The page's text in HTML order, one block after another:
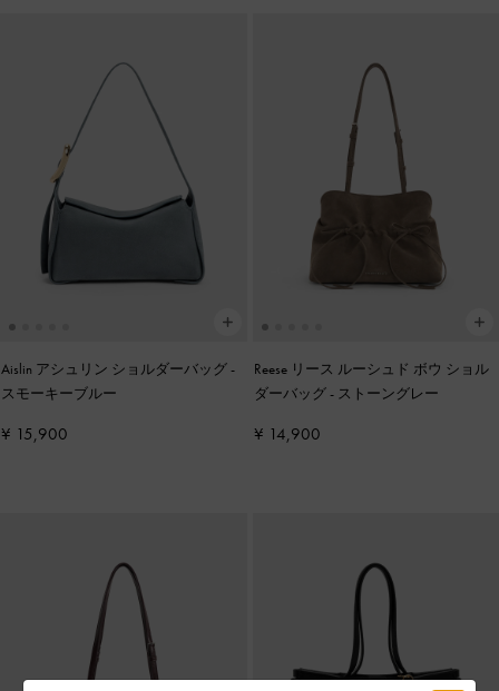
Aislin アシュリン ショルダーバッグ-
スモーキーブルー
¥ 15,900
Reese リース ルーシュド ボウ ショル
ダーバッグ- ストーングレー
¥ 14,900